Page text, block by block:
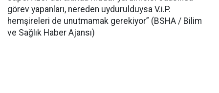
görev yapanları, nereden uydurulduysa V.i.P.
hemşireleri de unutmamak gerekiyor” (BSHA / Bilim
ve Sağlık Haber Ajansı)